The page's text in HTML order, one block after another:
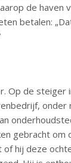
de haven
betalen:
Op de steiger
gebracht om
hij deze